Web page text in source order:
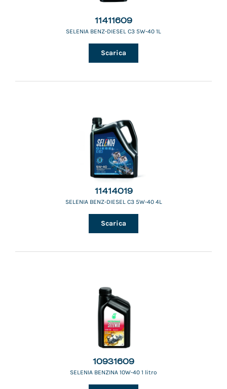
11411609
SELENIA BENZ-DIESEL C3 5W-40 1L
Scarica
11414019
SELENIA BENZ-DIESEL C3 5W-40 4L
Scarica
10931609
SELENIA BENZINA 10W-40 1 litro